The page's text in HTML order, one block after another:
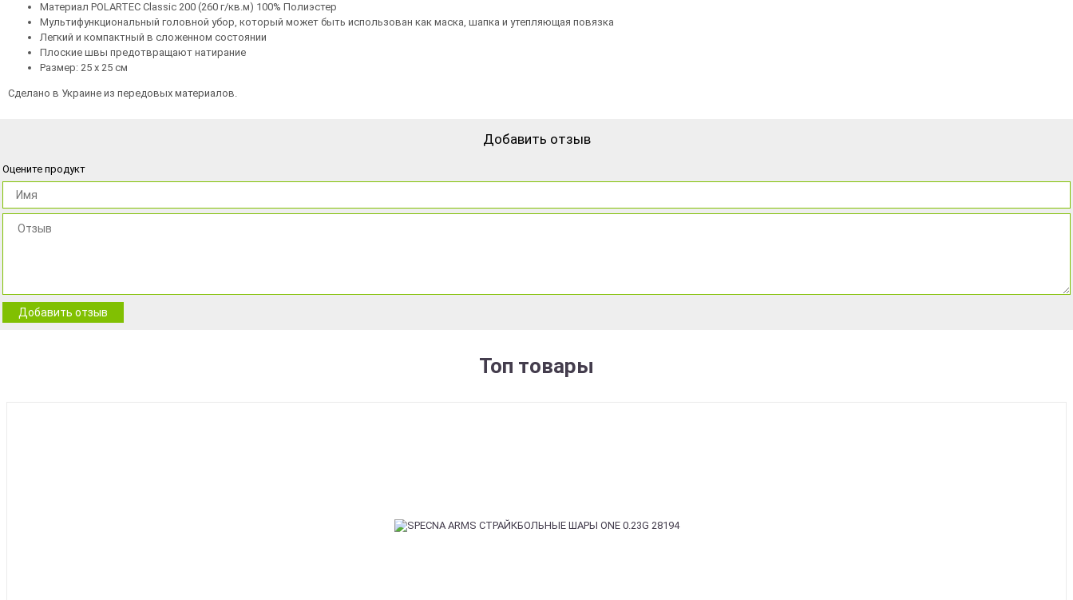
Материал POLARTEC Classic 200 (260 г/кв.м) 100% Полиэстер
Мультифункциональный головной убор, который может быть использован как маска, шапка и утепляющая повязка
Легкий и компактный в сложенном состоянии
Плоские швы предотвращают натирание
Размер: 25 х 25 см
Сделано в Украине из передовых материалов.
Добавить отзыв
Оцените продукт
Добавить отзыв
Топ товары